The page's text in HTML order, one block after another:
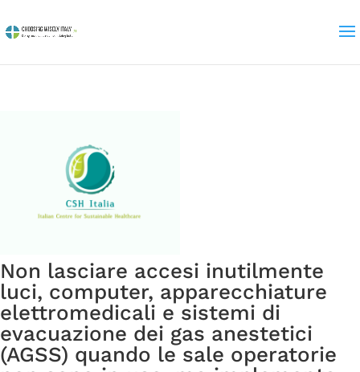
Non lasciare accesi inutilmente
luci, computer, apparecchiature
elettromedicali e sistemi di
evacuazione dei gas anestetici
(AGSS) quando le sale operatorie